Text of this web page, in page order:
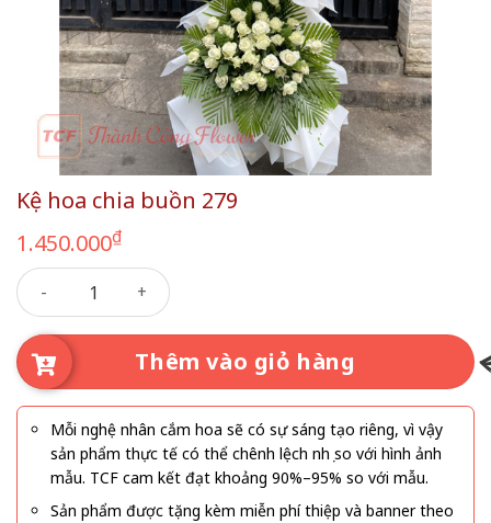
Kệ hoa chia buồn 279
1.450.000₫
Kệ hoa chia buồn 279 số lượng
Thêm vào giỏ hàng
Mỗi nghệ nhân cắm hoa sẽ có sự sáng tạo riêng, vì vậy
sản phẩm thực tế có thể chênh lệch nhẹ so với hình ảnh
mẫu. TCF cam kết đạt khoảng 90%–95% so với mẫu.
Sản phẩm được tặng kèm miễn phí thiệp và banner theo